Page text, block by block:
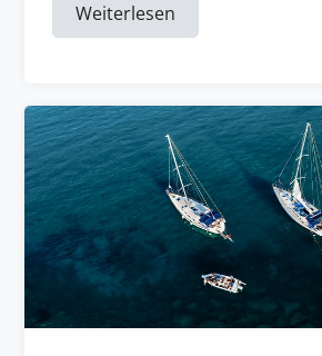
Weiterlesen